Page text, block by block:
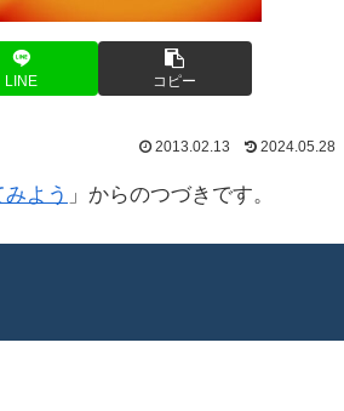
LINE コピー
2013.02.13 2024.05.28
よう 」からのつづきです。